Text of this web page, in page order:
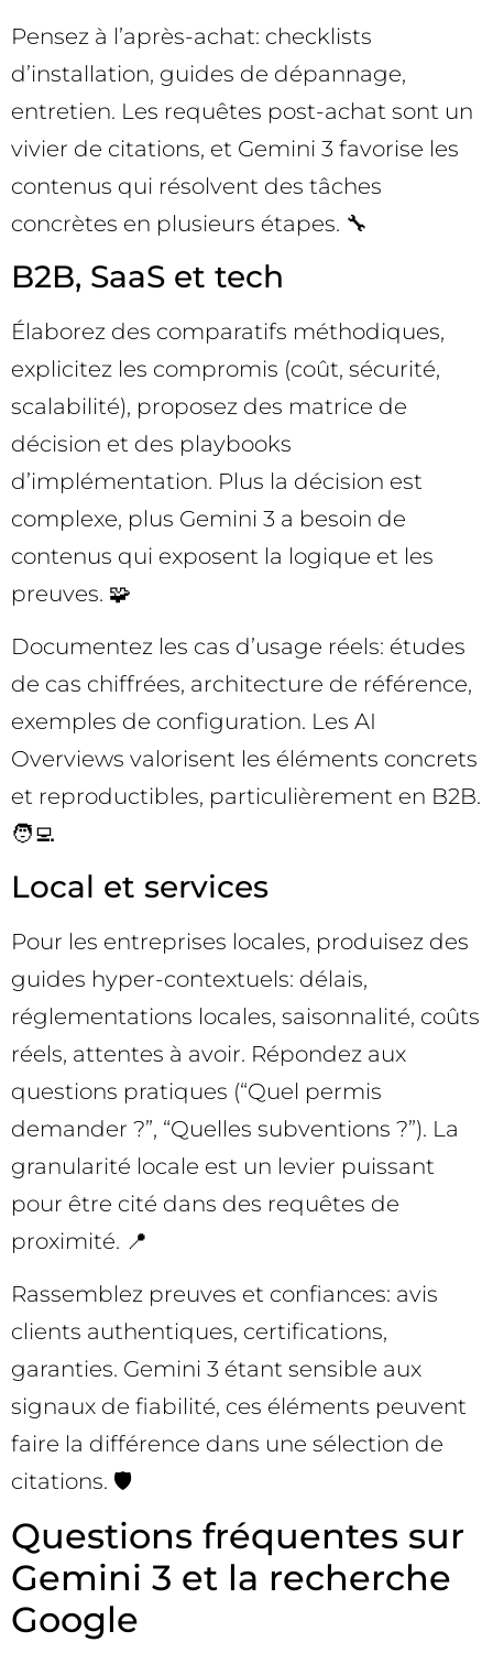
Pensez à l’après-achat: checklists
d’installation, guides de dépannage,
entretien. Les requêtes post-achat sont un
vivier de citations, et Gemini 3 favorise les
contenus qui résolvent des tâches
concrètes en plusieurs étapes. 🔧
B2B, SaaS et tech
Élaborez des comparatifs méthodiques,
explicitez les compromis (coût, sécurité,
scalabilité), proposez des matrice de
décision et des playbooks
d’implémentation. Plus la décision est
complexe, plus Gemini 3 a besoin de
contenus qui exposent la logique et les
preuves. 🧩
Documentez les cas d’usage réels: études
de cas chiffrées, architecture de référence,
exemples de configuration. Les AI
Overviews valorisent les éléments concrets
et reproductibles, particulièrement en B2B.
🧑‍💻
Local et services
Pour les entreprises locales, produisez des
guides hyper-contextuels: délais,
réglementations locales, saisonnalité, coûts
réels, attentes à avoir. Répondez aux
questions pratiques (“Quel permis
demander ?”, “Quelles subventions ?”). La
granularité locale est un levier puissant
pour être cité dans des requêtes de
proximité. 📍
Rassemblez preuves et confiances: avis
clients authentiques, certifications,
garanties. Gemini 3 étant sensible aux
signaux de fiabilité, ces éléments peuvent
faire la différence dans une sélection de
citations. 🛡️
Questions fréquentes sur
Gemini 3 et la recherche
Google